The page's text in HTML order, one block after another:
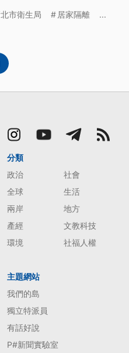
市衛生局 居家隔離 ...
分類
政治
社會
全球
生活
兩岸
地方
產經
文教科技
環境
社福人權
主題網站
我們的島
獨立特派員
有話好說
P#新聞實驗室